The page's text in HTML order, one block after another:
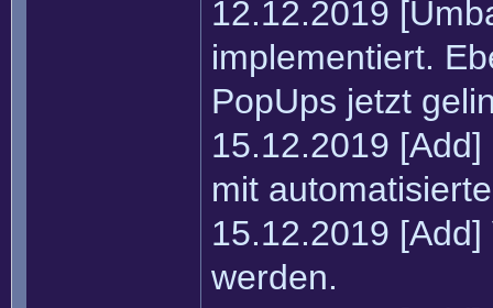
12.12.2019
implementiert.
PopUps jetzt
15.12.2019
mit
15.12.2019
werden.